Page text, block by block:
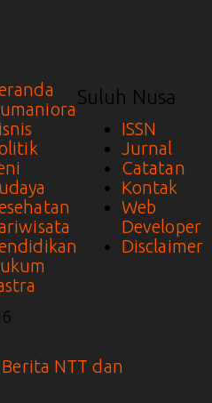
Suluh Nusa
ISSN
Jurnal
Catatan
Kontak
Web
Developer
Disclaimer
NTT dan